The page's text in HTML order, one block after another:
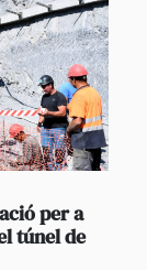
per a
túnel de